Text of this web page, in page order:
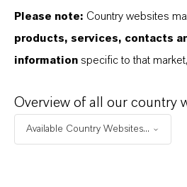
Please note: Country websites
products, services, contacts
information specific to that
Overview of all our country
Available Country Websites...